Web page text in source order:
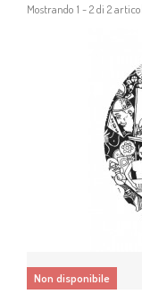
Mostrando 1 - 2 di 2
Non disponibile